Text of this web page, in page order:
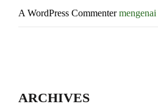
A WordPress Commentermengenai
ARCHIVES